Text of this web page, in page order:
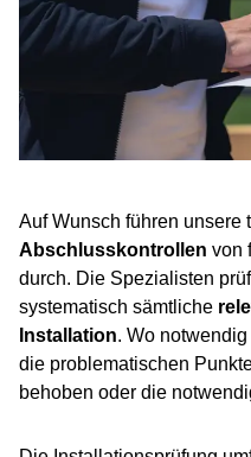
Auf Wunsch führen unsere
Abschlusskontrollen von
durch. Die Spezialisten
systematisch sämtliche
Installation. Wo
die problematischen
behoben oder die